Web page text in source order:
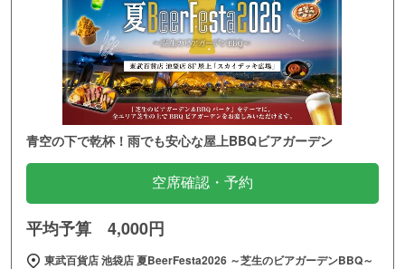
青空の下で乾杯！雨でも安心な屋上BBQビアガーデン
空席確認・予約
平均予算 4,000円
東武百貨店 池袋店 夏BeerFesta2026 ～芝生のビアガーデンBBQ～